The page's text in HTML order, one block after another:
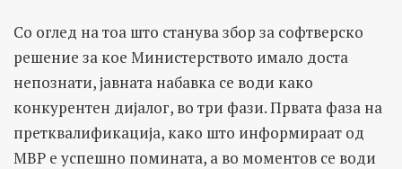
Со оглед на тоа што станува збор за софтверско
решение за кое Министерството имало доста
непознати, јавната набавка се води како
конкурентен дијалог, во три фази. Првата фаза на
претквалификација, како што информираат од
МВР е успешно помината, а во моментов се води